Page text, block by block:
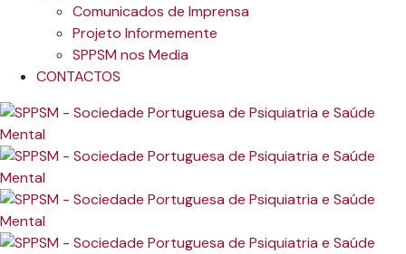
Comunicados de Imprensa
Projeto Informemente
SPPSM nos Media
CONTACTOS